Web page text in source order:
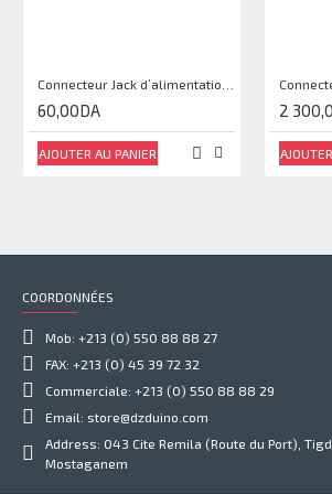
60,00DA
AJOUTER AU PANIER
2
COORDONNÉES
Mob: +213 (0) 550 88 88 27
FAX: +213 (0) 45 39 72 32
Commerciale: +213 (0) 550 88 88 29
Email: store@dzduino.com
Address: 043 Cite Remila (Route du Port),
Mostaganem